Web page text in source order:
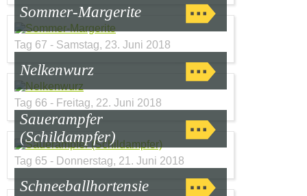
Sommer-Margerite
Tag 67 - Samstag, 23. Juni 2018
Nelkenwurz
Tag 66 - Freitag, 22. Juni 2018
Sauerampfer
(Schildampfer)
Tag 65 - Donnerstag, 21. Juni 2018
Schneeballhortensie